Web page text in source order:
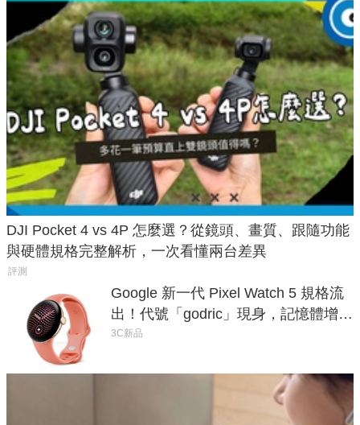
DJI Pocket 4 vs 4P 怎麼選？從鏡頭、畫質、跟隨功能
與硬體規格完整解析，一次看懂兩台差異
評測
Google 新一代 Pixel Watch 5 規格流
出！代號「godric」現身，記憶體增強
鎖定 AI 應用
3C新品